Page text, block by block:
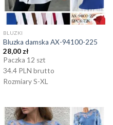
BLUZKI
Bluzka damska AX-94100-225
28,00 zł
Paczka 12 szt
34.4 PLN brutto
Rozmiary S-XL